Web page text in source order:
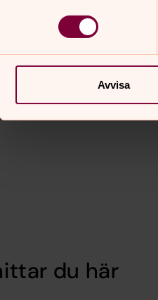
Avvisa
du här